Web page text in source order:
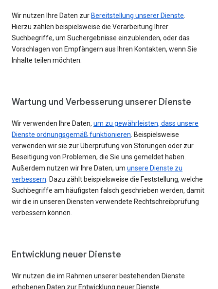
Wir nutzen Ihre Daten zur Bereitstellung unserer Dienste
Hierzu zählen beispielsweise die Verarbeitung Ihrer
Suchbegriffe, um Suchergebnisse einzublenden, oder das
Vorschlagen von Empfängern aus Ihren Kontakten, wenn Sie
Inhalte teilen möchten.
Wartung und Verbesserung unserer Dienste
Wir verwenden Ihre Daten, um zu gewährleisten, dass unsere
Dienste ordnungsgemäß funktionieren . Beispielsweise
verwenden wir sie zur Überprüfung von Störungen oder zur
Beseitigung von Problemen, die Sie uns gemeldet haben.
Außerdem nutzen wir Ihre Daten, um unsere Dienste zu
verbessern . Dazu zählt beispielsweise die Feststellung, welche
Suchbegriffe am häufigsten falsch geschrieben werden, damit
wir die in unseren Diensten verwendete Rechtschreibprüfung
verbessern können.
Entwicklung neuer Dienste
Wir nutzen die im Rahmen unserer bestehenden Dienste
erhobenen Daten zur Entwicklung neuer Dienste.